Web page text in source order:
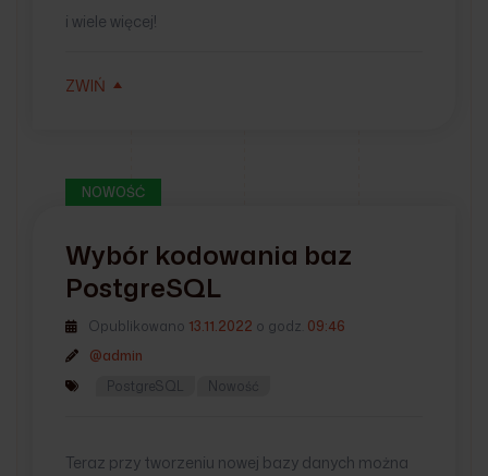
i wiele więcej!
ZWIŃ
NOWOŚĆ
Wybór kodowania baz
PostgreSQL
Opublikowano 13.11.2022 o godz. 09:46
@admin
PostgreSQL
Nowość
Teraz przy tworzeniu nowej bazy danych można